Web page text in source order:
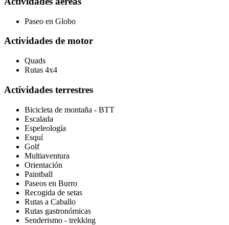
Paseo en Globo
Actividades de motor
Quads
Rutas 4x4
Actividades terrestres
Bicicleta de montaña - BTT
Escalada
Espeleología
Esquí
Golf
Multiaventura
Orientación
Paintball
Paseos en Burro
Recogida de setas
Rutas a Caballo
Rutas gastronómicas
Senderismo - trekking